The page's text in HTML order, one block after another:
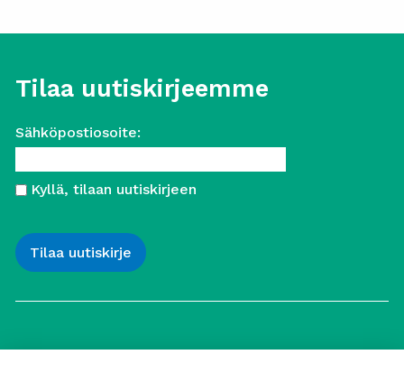
Tilaa uutiskirjeemme
Sähköpostiosoite:
Kyllä, tilaan uutiskirjeen
Työttömien Keskusjärjestö ry